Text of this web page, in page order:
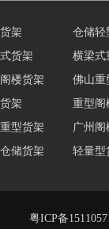
架
仓储轻
货架
横梁式
楼货架
佛山重
架
重型阁
型货架
广州
储货架
轻量型
粤ICP备